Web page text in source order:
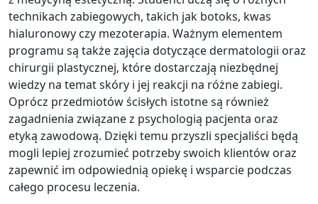
technikach zabiegowych, takich jak botoks, kwas
hialuronowy czy mezoterapia. Ważnym elementem
programu są także zajęcia dotyczące dermatologii oraz
chirurgii plastycznej, które dostarczają niezbędnej
wiedzy na temat skóry i jej reakcji na różne zabiegi.
Oprócz przedmiotów ścisłych istotne są również
zagadnienia związane z psychologią pacjenta oraz
etyką zawodową. Dzięki temu przyszli specjaliści będą
mogli lepiej zrozumieć potrzeby swoich klientów oraz
zapewnić im odpowiednią opiekę i wsparcie podczas
całego procesu leczenia.